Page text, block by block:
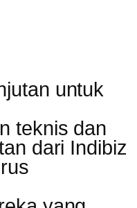
untuk
teknis dan
dari Indibiz